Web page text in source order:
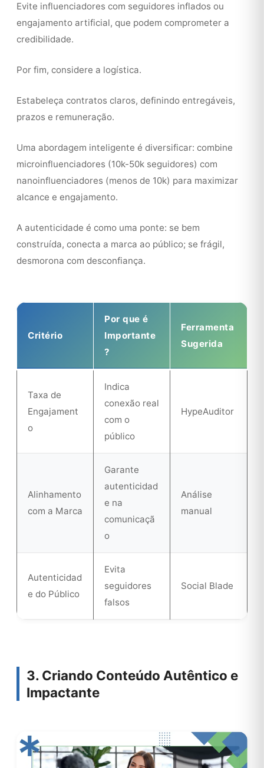
Evite influenciadores com seguidores inflados ou
engajamento artificial, que podem comprometer a
credibilidade.
Por fim, considere a logística.
Estabeleça contratos claros, definindo entregáveis,
prazos e remuneração.
Uma abordagem inteligente é diversificar: combine
microinfluenciadores (10k-50k seguidores) com
nanoinfluenciadores (menos de 10k) para maximizar
alcance e engajamento.
A autenticidade é como uma ponte: se bem
construída, conecta a marca ao público; se frágil,
desmorona com desconfiança.
Critério
Por que é
Importante
?
Ferramenta
Sugerida
Taxa de
Engajament
o
Indica
conexão real
com o
público
HypeAuditor
Alinhamento
com a Marca
Garante
autenticidad
e na
comunicaçã
o
Análise
manual
Autenticidad
e do Público
Evita
seguidores
falsos
Social Blade
3. Criando Conteúdo Autêntico e
Impactante